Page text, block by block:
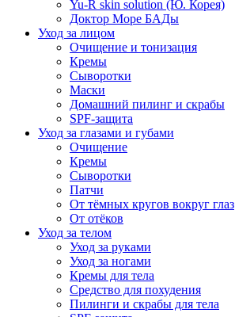
Yu-R skin solution (Ю. Корея)
Доктор Море БАДы
Уход за лицом
Очищение и тонизация
Кремы
Сыворотки
Маски
Домашний пилинг и скрабы
SPF-защита
Уход за глазами и губами
Очищение
Кремы
Сыворотки
Патчи
От тёмных кругов вокруг глаз
От отёков
Уход за телом
Уход за руками
Уход за ногами
Кремы для тела
Средство для похудения
Пилинги и скрабы для тела